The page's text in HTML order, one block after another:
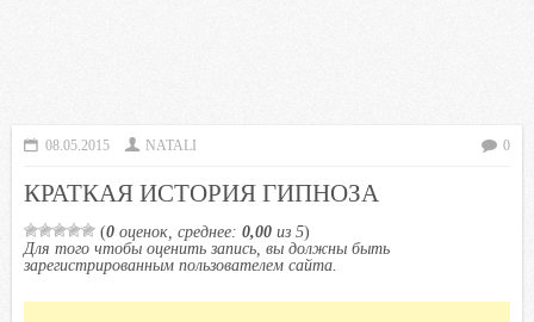
08.05.2015 NATALI 0
КРАТКАЯ ИСТОРИЯ ГИПНОЗА
(0 оценок, среднее: 0,00 из 5)
Для того чтобы оценить запись, вы должны быть
зарегистрированным пользователем сайта.